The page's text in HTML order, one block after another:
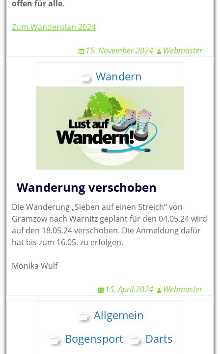
offen für alle.
Zum Wanderplan 2024
15. November 2024 Webmaster
Wandern
Wanderung verschoben
Die Wanderung „Sieben auf einen Streich“ von
Gramzow nach Warnitz geplant für den 04.05.24 wird
auf den 18.05.24 verschoben. Die Anmeldung dafür
hat bis zum 16.05. zu erfolgen.
Monika Wulf
15. April 2024 Webmaster
Allgemein
Bogensport
Darts